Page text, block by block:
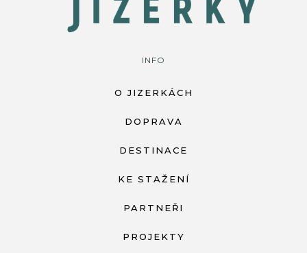
INFO
O JIZERKÁCH
DOPRAVA
DESTINACE
KE STAŽENÍ
PARTNEŘI
PROJEKTY